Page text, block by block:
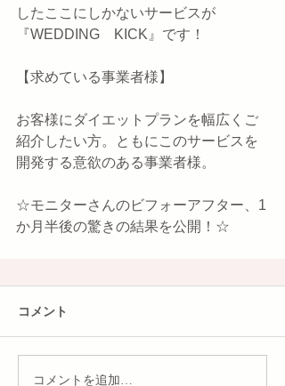
したここにしかないサービスが
『WEDDING　KICK』です！
【求めている事業者様】
お客様にダイエットプランを幅広くご
紹介したい方。ともにこのサービスを
開発する意欲のある事業者様。
☆モニターさんのビフォーアフター、1
か月半後の驚きの結果を公開！☆
コメント
コメントを追加…